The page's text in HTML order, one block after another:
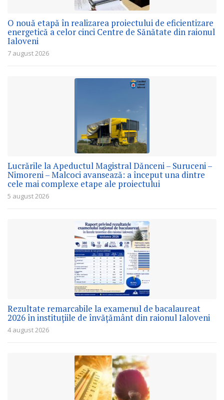
O nouă etapă în realizarea proiectului de eficientizare
energetică a celor cinci Centre de Sănătate din raionul
Ialoveni
7 august 2026
Lucrările la Apeductul Magistral Dănceni – Suruceni –
Nimoreni – Malcoci avansează: a început una dintre
cele mai complexe etape ale proiectului
5 august 2026
Rezultate remarcabile la examenul de bacalaureat
2026 în instituțiile de învățământ din raionul Ialoveni
4 august 2026